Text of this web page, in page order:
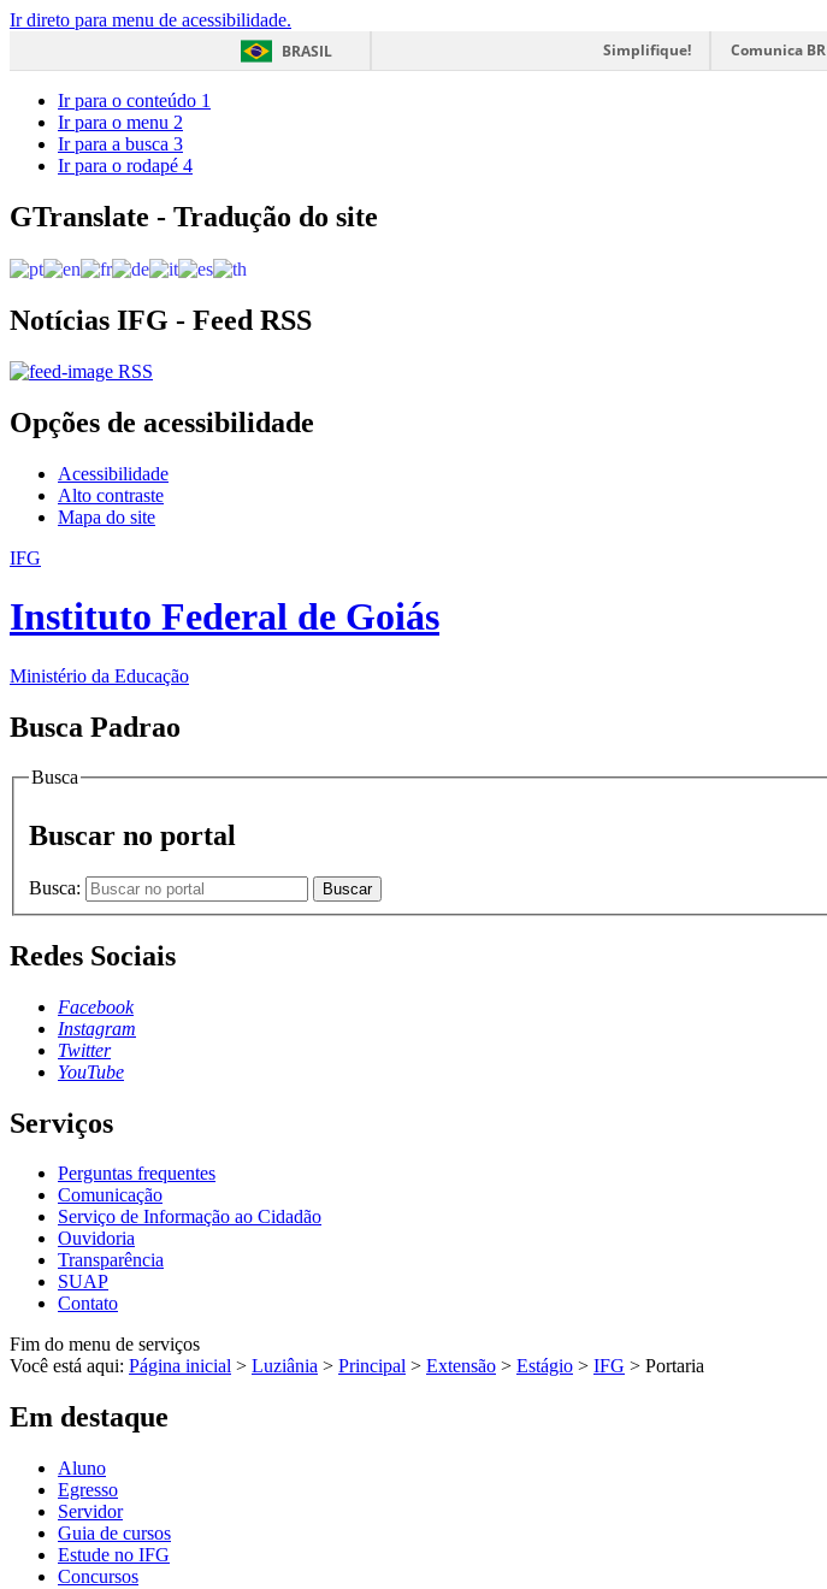
Ir direto para menu de acessibilidade.
BRASIL
Simplifique! Comunica BR
Ir para o conteúdo 1
Ir para o menu 2
Ir para a busca 3
Ir para o rodapé 4
GTranslate - Tradução do site
Notícias IFG - Feed RSS
RSS
Opções de acessibilidade
Acessibilidade
Alto contraste
Mapa do site
IFG
Instituto Federal de Goiás
Ministério da Educação
Busca Padrao
Busca
Buscar no portal
Busca: Buscar
Redes Sociais
Facebook
Instagram
Twitter
YouTube
Serviços
Perguntas frequentes
Comunicação
Serviço de Informação ao Cidadão
Ouvidoria
Transparência
SUAP
Contato
Fim do menu de serviços
Você está aqui: Página inicial > Luziânia > Principal > Extensão > Estágio > IFG > Portaria
Em destaque
Aluno
Egresso
Servidor
Guia de cursos
Estude no IFG
Concursos